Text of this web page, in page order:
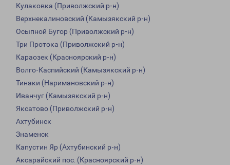
Кулаковка (Приволжский р-н)
Верхнекалиновский (Камызякский р-н)
Осыпной Бугор (Приволжский р-н)
Три Протока (Приволжский р-н)
Караозек (Красноярский р-н)
Волго-Каспийский (Камызякский р-н)
Тинаки (Наримановский р-н)
Иванчуг (Камызякский р-н)
Яксатово (Приволжский р-н)
Ахтубинск
Знаменск
Капустин Яр (Ахтубинский р-н)
Аксарайский пос. (Красноярский р-н)